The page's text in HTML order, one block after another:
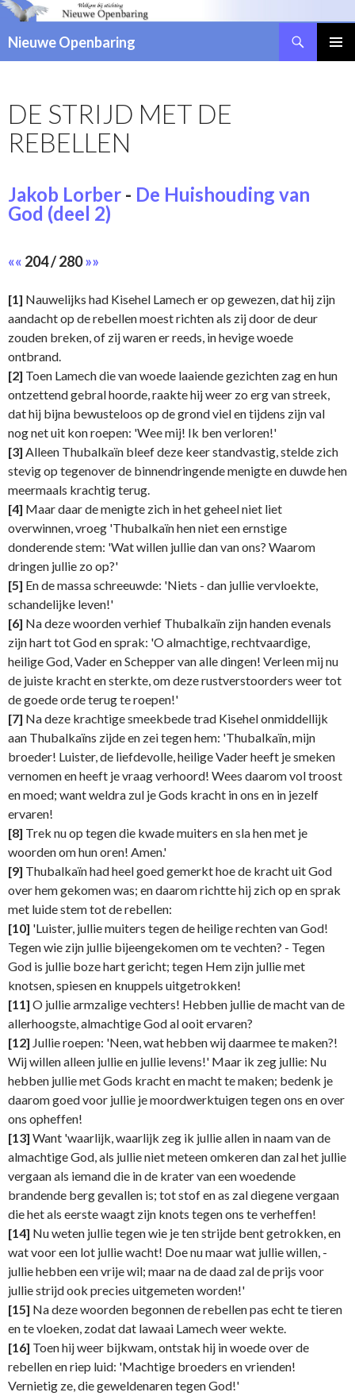
Nieuwe Openbaring
SPRINGEN
DE STRIJD MET DE
REBELLEN
Jakob Lorber - De Huishouding van
God (deel 2)
«« 204 / 280»»
[1] Nauwelijks had Kisehel Lamech er op gewezen, dat hij zijn
aandacht op de rebellen moest richten als zij door de deur
zouden breken, of zij waren er reeds, in hevige woede
ontbrand.
[2] Toen Lamech die van woede laaiende gezichten zag en hun
ontzettend gebral hoorde, raakte hij weer zo erg van streek,
dat hij bijna bewusteloos op de grond viel en tijdens zijn val
nog net uit kon roepen: 'Wee mij! Ik ben verloren!'
[3] Alleen Thubalkaïn bleef deze keer standvastig, stelde zich
stevig op tegenover de binnendringende menigte en duwde hen
meermaals krachtig terug.
[4] Maar daar de menigte zich in het geheel niet liet
overwinnen, vroeg 'Thubalkaïn hen niet een ernstige
donderende stem: 'Wat willen jullie dan van ons? Waarom
dringen jullie zo op?'
[5] En de massa schreeuwde: 'Niets - dan jullie vervloekte,
schandelijke leven!'
[6] Na deze woorden verhief Thubalkaïn zijn handen evenals
zijn hart tot God en sprak: 'O almachtige, rechtvaardige,
heilige God, Vader en Schepper van alle dingen! Verleen mij nu
de juiste kracht en sterkte, om deze rustverstoorders weer tot
de goede orde terug te roepen!'
[7] Na deze krachtige smeekbede trad Kisehel onmiddellijk
aan Thubalkaïns zijde en zei tegen hem: 'Thubalkaïn, mijn
broeder! Luister, de liefdevolle, heilige Vader heeft je smeken
vernomen en heeft je vraag verhoord! Wees daarom vol troost
en moed; want weldra zul je Gods kracht in ons en in jezelf
ervaren!
[8] Trek nu op tegen die kwade muiters en sla hen met je
woorden om hun oren! Amen.'
[9] Thubalkaïn had heel goed gemerkt hoe de kracht uit God
over hem gekomen was; en daarom richtte hij zich op en sprak
met luide stem tot de rebellen:
[10] 'Luister, jullie muiters tegen de heilige rechten van God!
Tegen wie zijn jullie bijeengekomen om te vechten? - Tegen
God is jullie boze hart gericht; tegen Hem zijn jullie met
knotsen, spiesen en knuppels uitgetrokken!
[11] O jullie armzalige vechters! Hebben jullie de macht van de
allerhoogste, almachtige God al ooit ervaren?
[12] Jullie roepen: 'Neen, wat hebben wij daarmee te maken?!
Wij willen alleen jullie en jullie levens!' Maar ik zeg jullie: Nu
hebben jullie met Gods kracht en macht te maken; bedenk je
daarom goed voor jullie je moordwerktuigen tegen ons en over
ons opheffen!
[13] Want 'waarlijk, waarlijk zeg ik jullie allen in naam van de
almachtige God, als jullie niet meteen omkeren dan zal het jullie
vergaan als iemand die in de krater van een woedende
brandende berg gevallen is; tot stof en as zal diegene vergaan
die het als eerste waagt zijn knots tegen ons te verheffen!
[14] Nu weten jullie tegen wie je ten strijde bent getrokken, en
wat voor een lot jullie wacht! Doe nu maar wat jullie willen, -
jullie hebben een vrije wil; maar na de daad zal de prijs voor
jullie strijd ook precies uitgemeten worden!'
[15] Na deze woorden begonnen de rebellen pas echt te tieren
en te vloeken, zodat dat lawaai Lamech weer wekte.
[16] Toen hij weer bijkwam, ontstak hij in woede over de
rebellen en riep luid: 'Machtige broeders en vrienden!
Vernietig ze, die geweldenaren tegen God!'